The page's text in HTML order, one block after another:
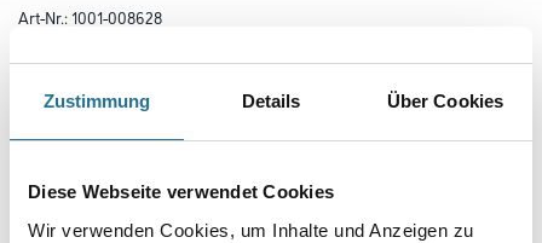
Zustimmung Details Über Cookies
Diese Webseite verwendet Cookies
Wir verwenden Cookies, um Inhalte und Anzeigen zu
Art-Nr.:1001-008628
Rohstoffen zur Abdeckung von Haar- und Netzrissen im Innenbereich.
Breite in centimeter